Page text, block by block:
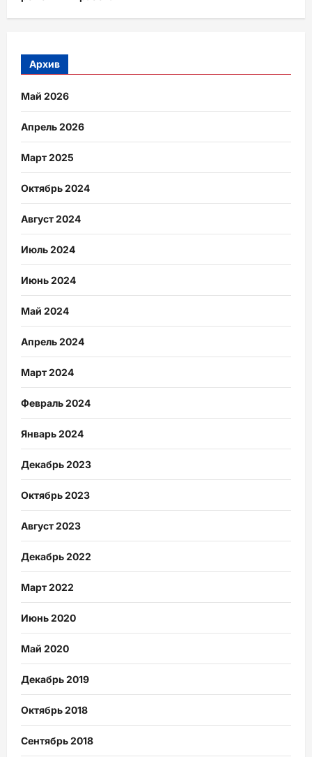
Архив
Май 2026
Апрель 2026
Март 2025
Октябрь 2024
Август 2024
Июль 2024
Июнь 2024
Май 2024
Апрель 2024
Март 2024
Февраль 2024
Январь 2024
Декабрь 2023
Октябрь 2023
Август 2023
Декабрь 2022
Март 2022
Июнь 2020
Май 2020
Декабрь 2019
Октябрь 2018
Сентябрь 2018